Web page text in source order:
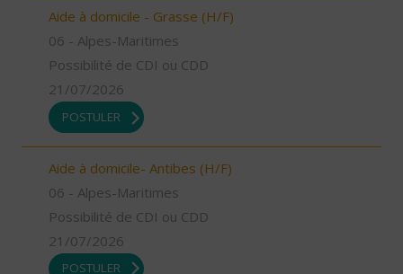
Aide à domicile - Grasse (H/F)
06 - Alpes-Maritimes
Possibilité de CDI ou CDD
21/07/2026
POSTULER
Aide à domicile- Antibes (H/F)
06 - Alpes-Maritimes
Possibilité de CDI ou CDD
21/07/2026
POSTULER